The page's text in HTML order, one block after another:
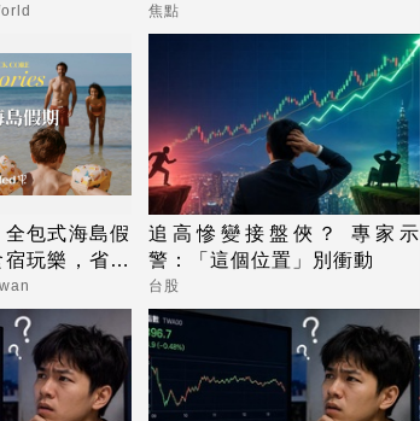
焦點
包式海島假
玩樂，省錢
追高慘變接盤俠？ 專家示
警：「這個位置」別衝動
台股